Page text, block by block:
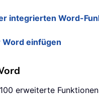
integrierten Word-
einfügen
erweiterte